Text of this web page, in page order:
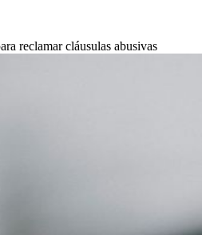
reclamar cláusulas abusivas